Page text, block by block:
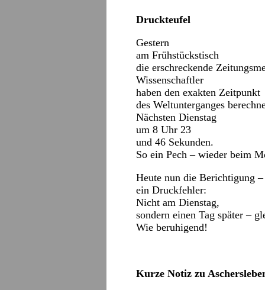
Druckteufel
Gestern
am Frühstückstisch
die erschreckende
Wissenschaftler
haben den exakten Zeitpunkt
des Weltunterganges
Nächsten Dienstag
um 8 Uhr 23
und 46 Sekunden.
So ein Pech – wieder beim
Heute nun die Berichtigung –
ein Druckfehler:
Nicht am Dienstag,
sondern einen Tag später –
Wie beruhigend!
Kurze Notiz zu